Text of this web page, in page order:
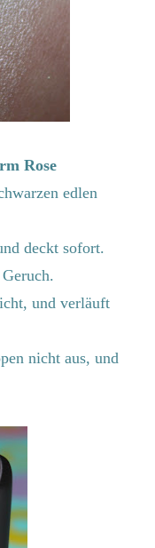
edlen
deckt sofort.
und verläuft
nicht aus, und